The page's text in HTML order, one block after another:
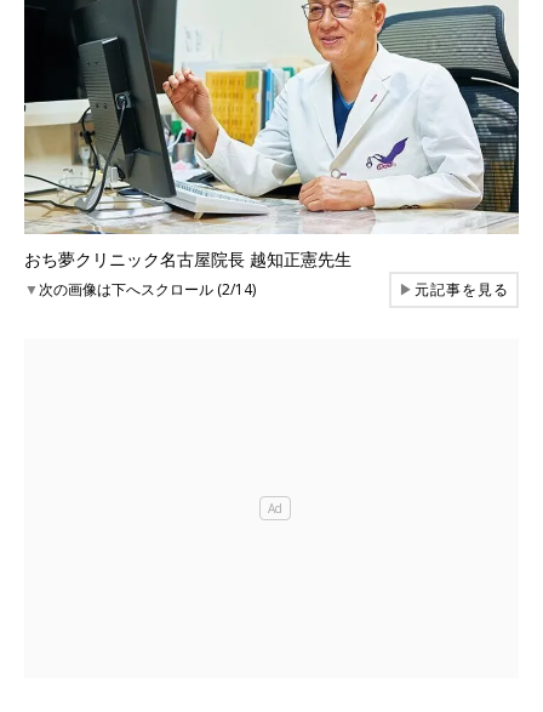
おち夢クリニック名古屋院長 越知正憲先生
▼次の画像は下へスクロール (2/14) ▶元記事を見る